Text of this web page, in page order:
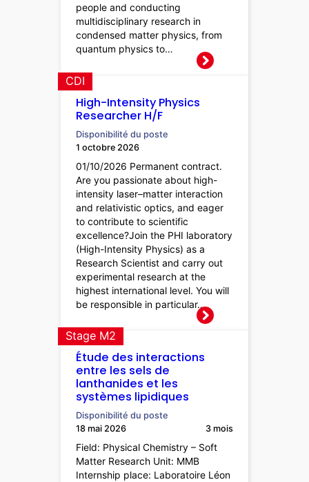
people and conducting
multidisciplinary research in
condensed matter physics, from
quantum physics to…
High-Intensity Physics
Researcher H/F
CDI
Disponibilité du poste
1 octobre 2026
01/10/2026 Permanent contract.
Are you passionate about high-
intensity laser–matter interaction
and relativistic optics, and eager
to contribute to scientific
excellence?Join the PHI laboratory
(High-Intensity Physics) as a
Research Scientist and carry out
experimental research at the
highest international level. You will
be responsible in particular…
Étude des interactions
entre les sels de
lanthanides et les
systèmes lipidiques
Stage M2
Disponibilité du poste
18 mai 2026
3 mois
Field: Physical Chemistry – Soft
Matter Research Unit: MMB
Internship place: Laboratoire Léon